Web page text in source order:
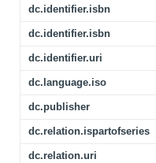
dc.identifier.isbn
dc.identifier.isbn
dc.identifier.uri
dc.language.iso
dc.publisher
dc.relation.ispartofseries
dc.relation.uri